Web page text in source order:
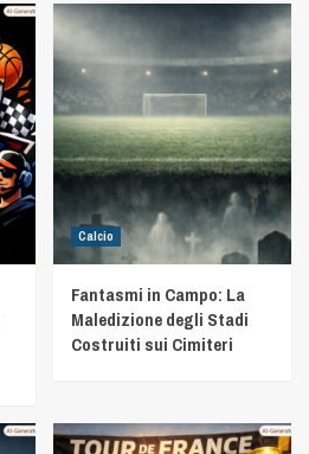
Calcio
Fantasmi in Campo: La
Maledizione degli Stadi
Costruiti sui Cimiteri